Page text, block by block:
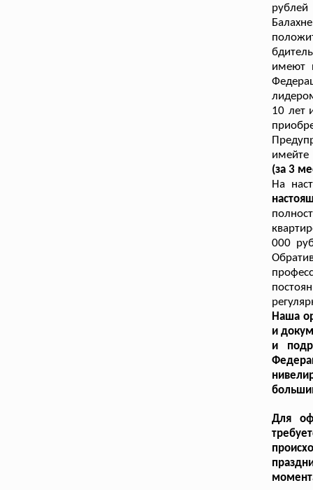
имеют
10 лет
имейте
(за 3
На
000
Наша
и
и
Для